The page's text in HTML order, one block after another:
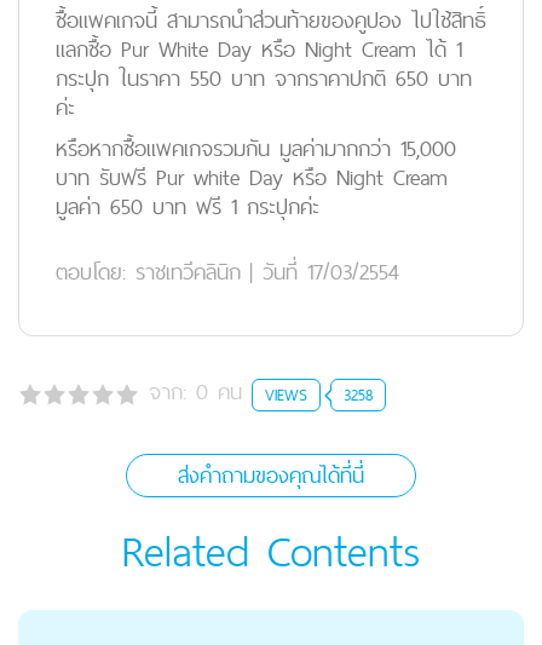
ซื้อแพคเกจนี้ สามารถนำส่วนท้ายของคูปอง ไปใช้สิทธิ์
แลกซื้อ Pur White Day หรือ Night Cream ได้ 1
กระปุก ในราคา 550 บาท จากราคาปกติ 650 บาท
ค่ะ
หรือหากซื้อแพคเกจรวมกัน มูลค่ามากกว่า 15,000
บาท รับฟรี Pur white Day หรือ Night Cream
มูลค่า 650 บาท ฟรี 1 กระปุกค่ะ
ตอบโดย: ราชเทวีคลินิก | วันที่ 17/03/2554
จาก: 0 คน VIEWS 3258
ส่งคำถามของคุณได้ที่นี่
Related Contents